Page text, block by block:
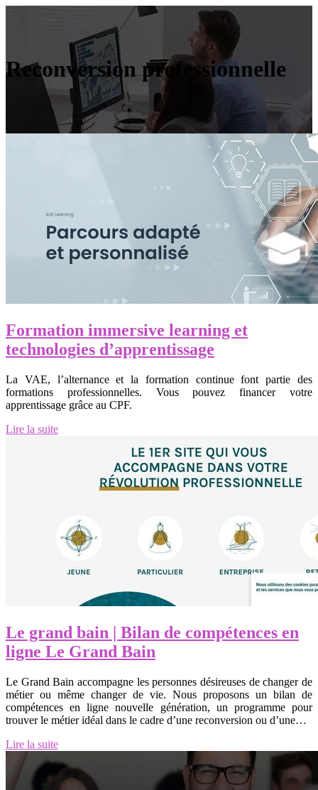
Reconversion professionnelle
Formation immersive learning et
technologies d’apprentissage
La VAE, l’alternance et la formation continue font partie des
formations professionnelles. Vous pouvez financer votre
apprentissage grâce au CPF.
Lire la suite
Le grand bain | Bilan de compétences en
ligne Le Grand Bain
Le Grand Bain accompagne les personnes désireuses de changer de
métier ou même changer de vie. Nous proposons un bilan de
compétences en ligne nouvelle génération, un programme pour
trouver le métier idéal dans le cadre d’une reconversion ou d’une…
Lire la suite